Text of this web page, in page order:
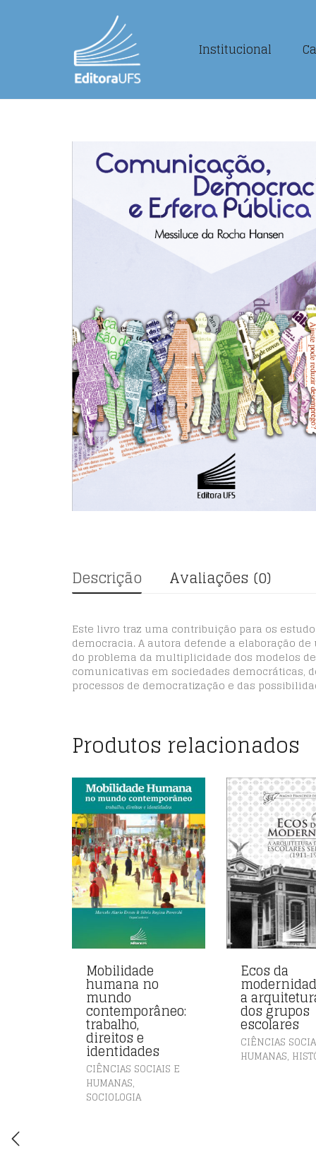
Institucional
Descrição Avaliações (0)
Este livro traz uma contribuição para os
democracia. A autora defende a elaboração
do problema da multiplicidade dos modelos
comunicativas em sociedades democráticas,
processos de democratização e das
Produtos relacionados
Mobilidade
humana no
mundo
contemporâneo:
trabalho,
direitos e
identidades
CIÊNCIAS SOCIAIS E
HUMANAS,
SOCIOLOGIA
Ecos da
a
dos grupos
escolares
CIÊNCIAS
HUMANAS,